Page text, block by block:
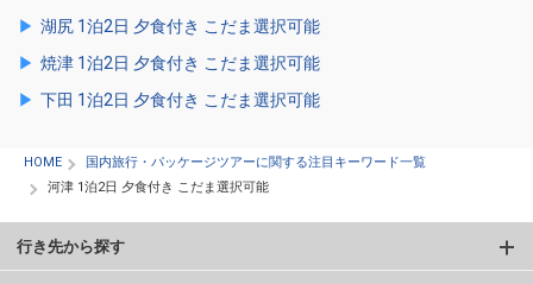
湖尻 1泊2日 夕食付き こだま選択可能
焼津 1泊2日 夕食付き こだま選択可能
下田 1泊2日 夕食付き こだま選択可能
HOME
国内旅行・パッケージツアーに関する注目キーワード一覧
河津 1泊2日 夕食付き こだま選択可能
行き先から探す